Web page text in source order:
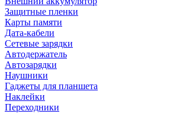
Защитные пленки
Карты памяти
Дата-кабели
Сетевые зарядки
Автодержатель
Автозарядки
Наушники
Гаджеты для планшета
Наклейки
Переходники